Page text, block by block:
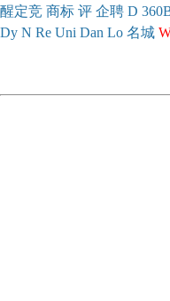
醒定竞 商标 评 企聘 D 360
Dy N Re Uni Dan Lo 名城